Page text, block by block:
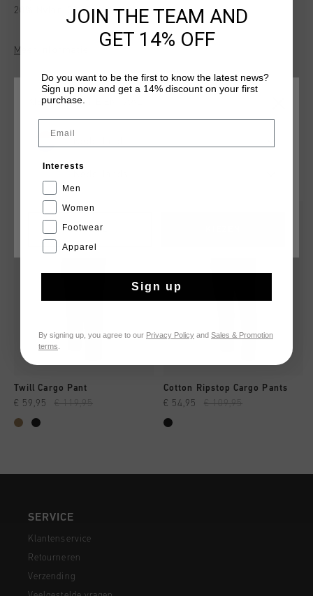
20% Nylon, 3% Spandex
Meer informatie
DIT VIND JE MISSCHIEN OOK LEUK
Twill Cargo Pant
€ 59,95 € 119,95
Cotton Ripstop Cargo Pants
€ 54,95 € 109,95
SERVICE
Klantenservice
Retourneren
Verzending
KIES JE LOCATIE EN TAAL
CANCEL
JOIN THE TEAM AND
GET 14% OFF
Do you want to be the first to know the latest news?
Sign up now and get a 14% discount on your first
purchase.
Interests
Men
Women
Footwear
Apparel
Sign up
By signing up, you agree to our Privacy Policy and Sales & Promotion
terms